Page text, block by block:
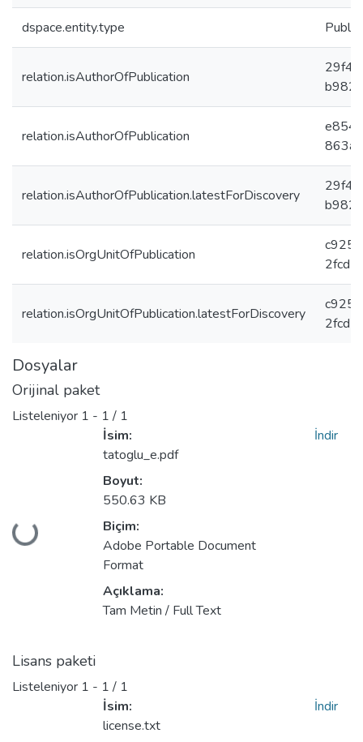
dspace.entity.type
relation.isAuthorOfPublication
relation.isAuthorOfPublication
relation.isAuthorOfPublication.latestForDiscovery
relation.isOrgUnitOfPublication
relation.isOrgUnitOfPublication.latestForDiscovery
Dosyalar
Orijinal paket
Listeleniyor 1 - 1 / 1
İsim:
tatoglu_e.pdf
Boyut:
550.63 KB
Biçim:
Adobe Portable Document
Format
Açıklama:
Tam Metin / Full Text
İndir
Lisans paketi
Listeleniyor 1 - 1 / 1
İsim:
license.txt
İndir